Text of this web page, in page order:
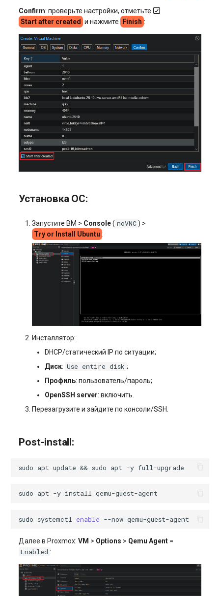
Confirm: проверьте настройки, отметьте
Start after created
и нажмите Finish :
Установка ОС:
Запустите ВМ > Console( noVNC ) >
Try or Install Ubuntu :
Инсталлятор:
DHCP/статический IP по ситуации;
Диск: Use entire disk ;
Профиль: пользователь/пароль;
OpenSSH server: включить.
Перезагрузите и зайдите по консоли/SSH.
Post-install:
sudo apt update && sudo apt -y
sudo apt -y install
sudo systemctl enable --now
Далее в Proxmox:VM > Options > Qemu Agent =
Enabled :